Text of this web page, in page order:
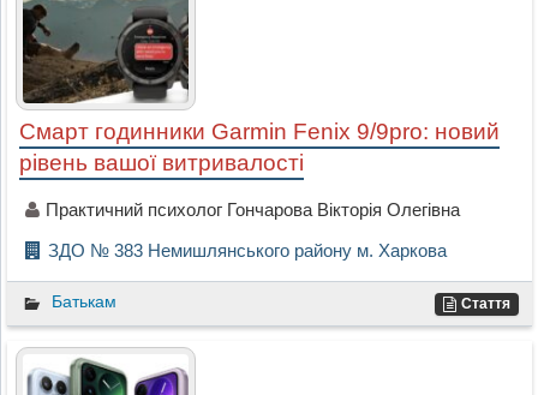
Смарт годинники Garmin Fenix 9/9pro: новий
рівень вашої витривалості
Практичний психолог Гончарова Вікторія Олегівна
ЗДО № 383 Немишлянського району м. Харкова
Батькам Стаття